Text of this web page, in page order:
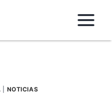
NOTICIAS